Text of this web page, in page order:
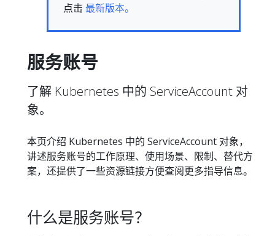
点击 最新版本。
服务账号
了解 Kubernetes 中的 ServiceAccount 对
象。
本页介绍 Kubernetes 中的 ServiceAccount 对象，
讲述服务账号的工作原理、使用场景、限制、替代方
案，还提供了一些资源链接方便查阅更多指导信息。
什么是服务账号？